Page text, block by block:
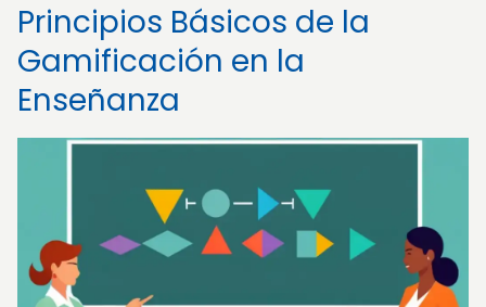
Principios Básicos de la
Gamificación en la
Enseñanza